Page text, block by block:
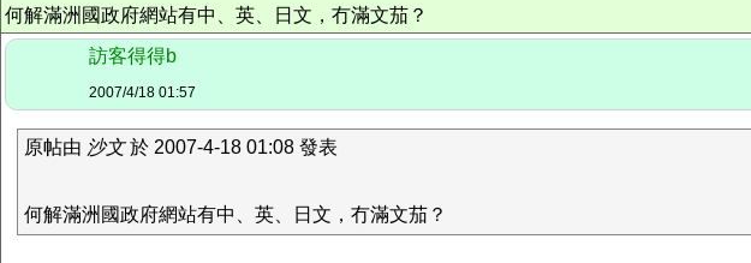
何解滿洲國政府網站有中、英、日文，冇滿文茄？
訪客得得b
2007/4/18 01:57
原帖由 沙文於 2007-4-18 01:08 發表
何解滿洲國政府網站有中、英、日文，冇滿文茄？